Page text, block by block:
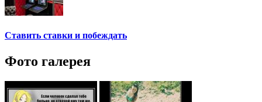
Ставить ставки и побеждать
Фото галерея